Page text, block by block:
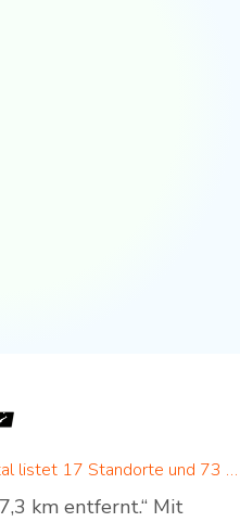
Padel in Rheine: neues Padelportal listet 17 Standorte und 73 Padel-Courts in Rheine und Umgebung
km entfernt.“ Mit